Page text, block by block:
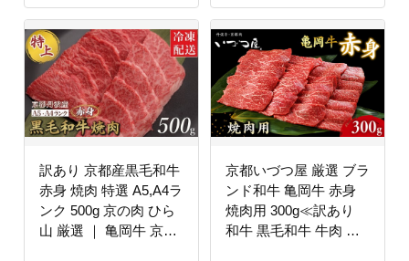
訳あり 京都産黒毛和牛
赤身 焼肉 特選 A5,A4ラ
ンク 500g 京の肉 ひら
山 厳選 ｜ 亀岡牛 京都
京都いづつ屋 厳選 ブラ
ンド和牛 亀岡牛 赤身
焼肉用 300g≪訳あり
和牛 黒毛和牛 牛肉 冷